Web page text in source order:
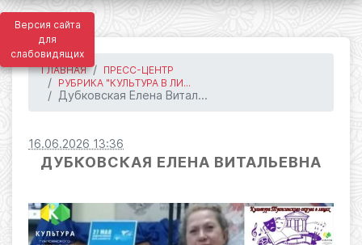
Версия сайта
для
слабовидящих
ГЛАВНАЯ
ПРЕСС-ЦЕНТР
РУБРИКА "КУЛЬТУРА В ЛИ...
Дубковская Елена Витал...
16.06.2026 13:36
ДУБКОВСКАЯ ЕЛЕНА ВИТАЛЬЕВНА